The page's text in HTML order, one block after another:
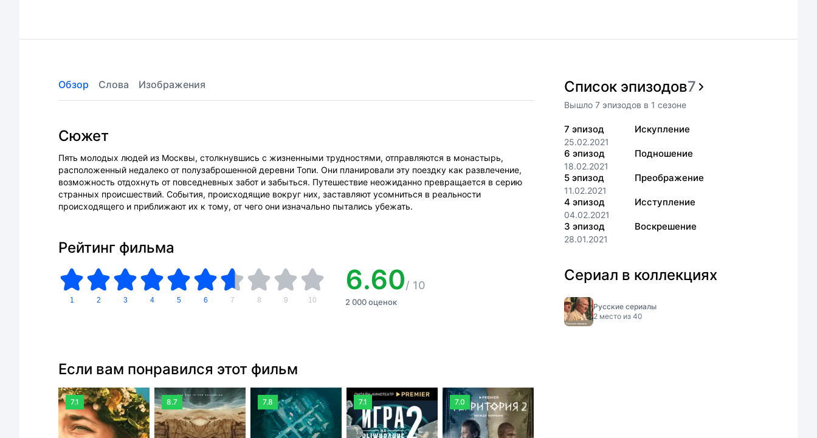
Обзор Слова Изображения
Сюжет
Пять молодых людей из Москвы, столкнувшись с жизненными трудностями, отправляются в монастырь,
расположенный недалеко от полузаброшенной деревни Топи. Они планировали эту поездку как развлечение,
возможность отдохнуть от повседневных забот и забыться. Путешествие неожиданно превращается в серию
странных происшествий. События, происходящие вокруг них, заставляют усомниться в реальности
происходящего и приближают их к тому, от чего они изначально пытались убежать.
Рейтинг фильма
1 2 3 4 5 6 7 8 9 10
6.60/ 10
2 000 оценок
Если вам понравился этот фильм
7.1 8.7 7.8 7.1 7.0
Список эпизодов7
Вышло 7 эпизодов в 1 сезоне
7 эпизод
25.02.2021
Искупление
6 эпизод
18.02.2021
Подношение
5 эпизод
11.02.2021
Преображение
4 эпизод
04.02.2021
Исступление
3 эпизод
28.01.2021
Воскрешение
Сериал в коллекциях
Русские сериалы
2 место из 40